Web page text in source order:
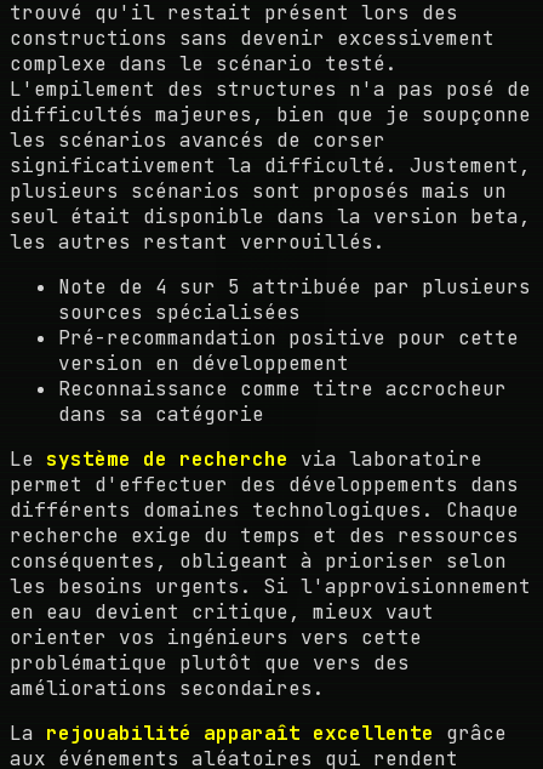
trouvé qu'il restait présent lors des
constructions sans devenir excessivement
complexe dans le scénario testé.
L'empilement des structures n'a pas posé de
difficultés majeures, bien que je soupçonne
les scénarios avancés de corser
significativement la difficulté. Justement,
plusieurs scénarios sont proposés mais un
seul était disponible dans la version beta,
les autres restant verrouillés.
Note de 4 sur 5 attribuée par plusieurs
sources spécialisées
Pré-recommandation positive pour cette
version en développement
Reconnaissance comme titre accrocheur
dans sa catégorie
Le système de recherche via laboratoire
permet d'effectuer des développements dans
différents domaines technologiques. Chaque
recherche exige du temps et des ressources
conséquentes, obligeant à prioriser selon
les besoins urgents. Si l'approvisionnement
en eau devient critique, mieux vaut
orienter vos ingénieurs vers cette
problématique plutôt que vers des
améliorations secondaires.
La rejouabilité apparaît excellente grâce
aux événements aléatoires qui rendent